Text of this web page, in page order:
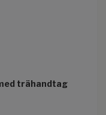
trähandtag